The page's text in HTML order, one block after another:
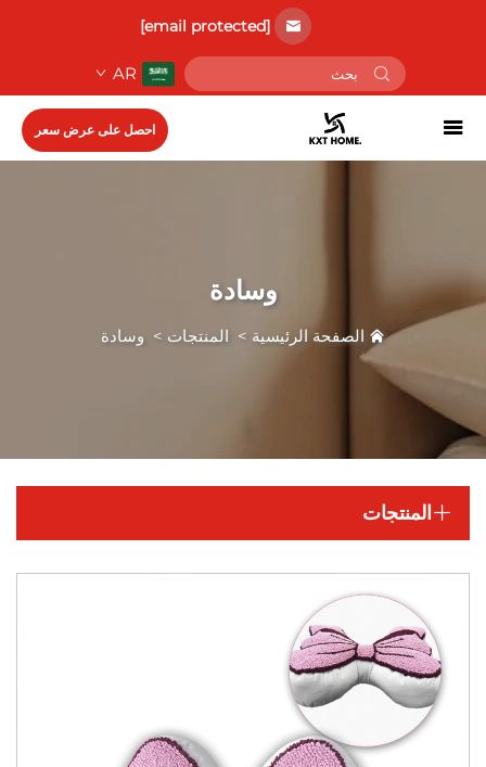
[email protected]
AR
احصل على عرض سعر
وسادة
الصفحة الرئيسية > المنتجات > وسادة
المنتجات